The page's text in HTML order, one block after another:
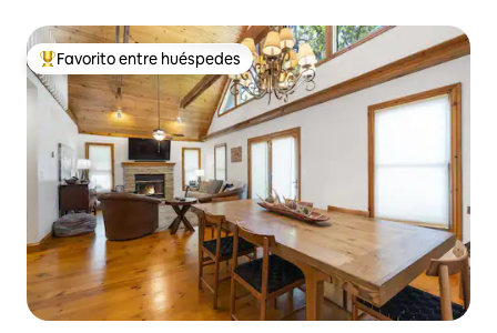
Favorito entre los huéspedes más destacados
Favorito entre huéspedes